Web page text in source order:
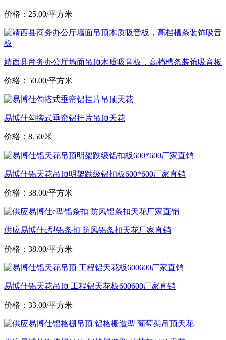
价格：25.00/平方米
靖西县商务办公厅墙面吊顶木质吸音板，高档槽条装饰吸音板
价格：50.00/平方米
易博仕勾搭式垂帘铝挂片吊顶天花
价格：8.50/米
易博仕铝天花吊顶明架跌级铝扣板600*600厂家直销
价格：38.00/平方米
供应易博仕c型铝条扣 防风铝条扣天花厂家直销
价格：38.00/平方米
易博仕铝天花吊顶 工程铝天花板600600厂家直销
价格：33.00/平方米